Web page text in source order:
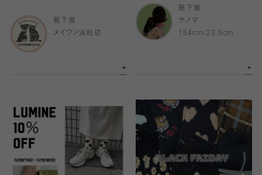
靴下屋
メイワン浜松店
靴下屋
サノマ
154cm/23.5cm